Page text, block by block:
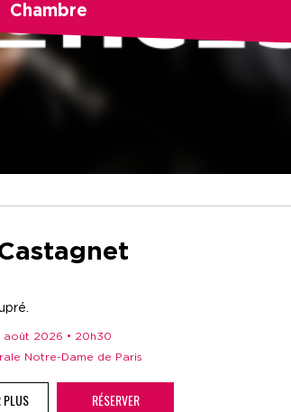
Chambre
août 2026 • 20h30
Notre-Dame de Paris
PLUS RÉSERVER